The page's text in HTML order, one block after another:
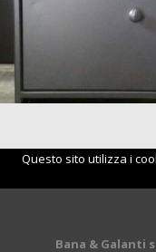
Questo sito utilizza i
Bana & Galanti